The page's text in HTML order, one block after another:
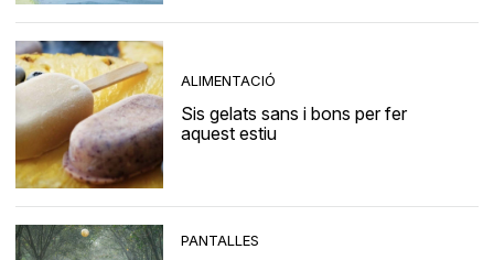
ALIMENTACIÓ
Sis gelats sans i bons per fer
aquest estiu
PANTALLES